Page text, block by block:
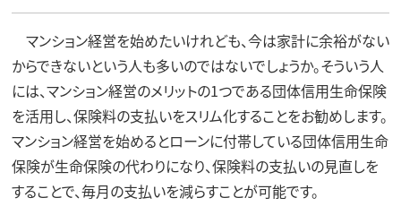
マンション経営を始めたいけれども、今は家計に余裕がない
からできないという人も多いのではないでしょうか。そういう人
には、マンション経営のメリットの1つである団体信用生命保険
を活用し、保険料の支払いをスリム化することをお勧めします。
マンション経営を始めるとローンに付帯している団体信用生命
保険が生命保険の代わりになり、保険料の支払いの見直しを
することで、毎月の支払いを減らすことが可能です。